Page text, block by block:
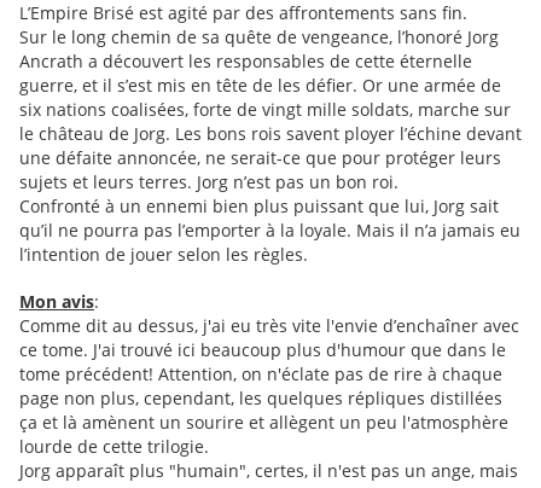
L’Empire Brisé est agité par des affrontements sans fin.
Sur le long chemin de sa quête de vengeance, l’honoré Jorg
Ancrath a découvert les responsables de cette éternelle
guerre, et il s’est mis en tête de les défier. Or une armée de
six nations coalisées, forte de vingt mille soldats, marche sur
le château de Jorg. Les bons rois savent ployer l’échine devant
une défaite annoncée, ne serait-ce que pour protéger leurs
sujets et leurs terres. Jorg n’est pas un bon roi.
Confronté à un ennemi bien plus puissant que lui, Jorg sait
qu’il ne pourra pas l’emporter à la loyale. Mais il n’a jamais eu
l’intention de jouer selon les règles.
Mon avis:
Comme dit au dessus, j'ai eu très vite l'envie d’enchaîner avec
ce tome. J'ai trouvé ici beaucoup plus d'humour que dans le
tome précédent! Attention, on n'éclate pas de rire à chaque
page non plus, cependant, les quelques répliques distillées
ça et là amènent un sourire et allègent un peu l'atmosphère
lourde de cette trilogie.
Jorg apparaît plus "humain", certes, il n'est pas un ange, mais